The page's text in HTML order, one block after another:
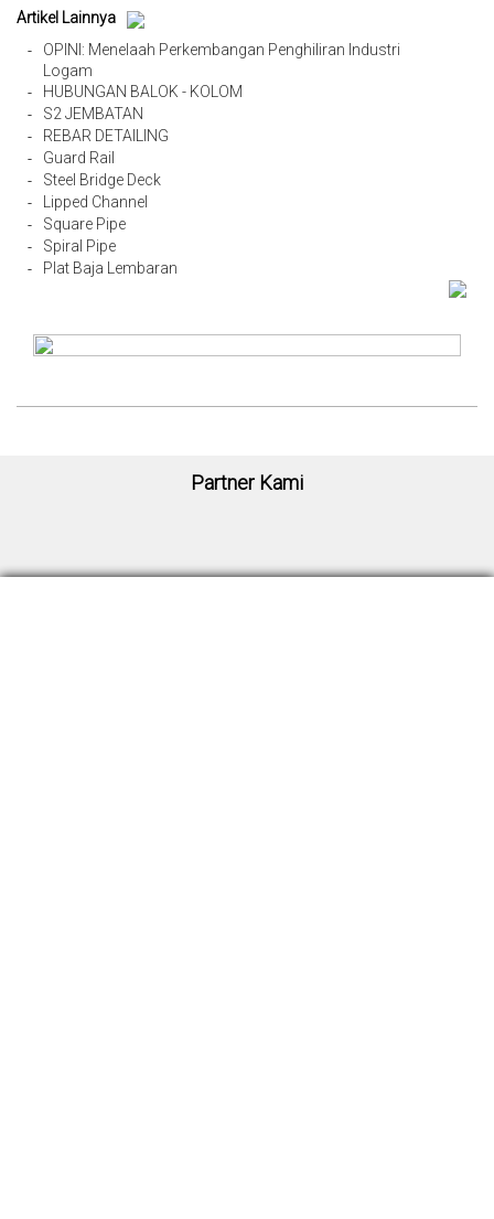
Artikel Lainnya
-
OPINI: Menelaah Perkembangan Penghiliran Industri
Logam
-
HUBUNGAN BALOK - KOLOM
-
S2 JEMBATAN
-
REBAR DETAILING
-
Guard Rail
-
Steel Bridge Deck
-
Lipped Channel
-
Square Pipe
-
Spiral Pipe
-
Plat Baja Lembaran
Partner Kami
Signature Park Grande Kav. 20 MO.09